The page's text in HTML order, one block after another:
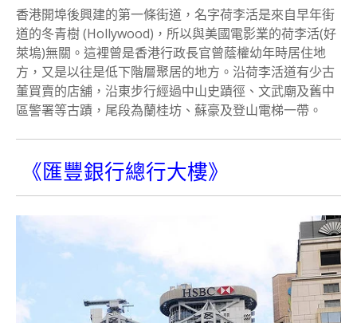
香港開埠後興建的第一條街道，名字荷李活是來自早年街
道的冬青樹 (Hollywood)，所以與美國電影業的荷李活(好
萊塢)無關。這裡曾是香港行政長官曾蔭權幼年時居住地
方，又是以往是低下階層聚居的地方。沿荷李活道有少古
董買賣的店舖，沿東步行經過中山史蹟徑、文武廟及舊中
區警署等古蹟，尾段為蘭桂坊、蘇豪及登山電梯一帶。
《匯豐銀行總行大樓》